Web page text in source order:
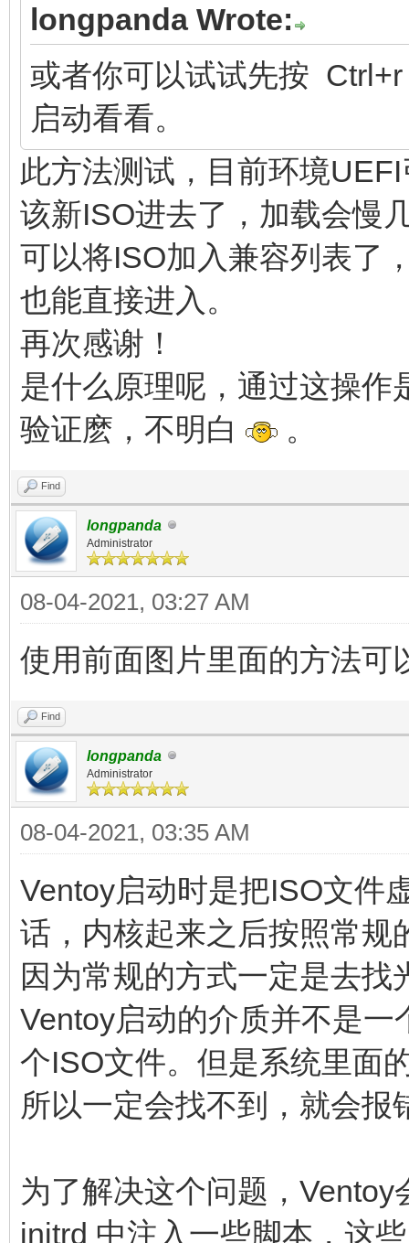
longpanda Wrote:
或者你可以试试先按
启动看看。
此方法测试，目前环境
该新ISO进去了，加载会慢
可以将ISO加入兼容列表了
也能直接进入。
再次感谢！
是什么原理呢，通过这操
验证麽，不明白
。
Find
longpanda
Administrator
08-04-2021, 03:27 AM
使用前面图片里面的方法可
Find
longpanda
Administrator
08-04-2021, 03:35 AM
Ventoy启动时是把ISO文件
话，内核起来之后按照常规
因为常规的方式一定是去
Ventoy启动的介质并不是
个ISO文件。但是系统里面
所以一定会找不到，就会
为了解决这个问题，
initrd 中注入一些脚本，这